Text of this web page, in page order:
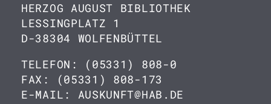
HERZOG AUGUST BIBLIOTHEK
LESSINGPLATZ 1
D-38304 WOLFENBÜTTEL
TELEFON: (05331) 808-0
FAX: (05331) 808-173
E-MAIL: AUSKUNFT@HAB.DE